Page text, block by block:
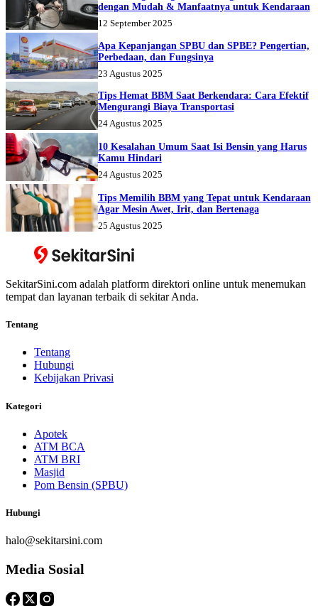
dengan Mudah & Manfaatnya untuk Kendaraan
12 September 2025
Apa Kepanjangan SPBU dan SPBE? Pengertian,
Perbedaan, dan Fungsinya
23 Agustus 2025
Tips Hemat BBM Saat Berkendara: Cara Efektif
Mengurangi Biaya Transportasi
24 Agustus 2025
10 Kesalahan Umum Saat Isi Bensin yang Harus
Kamu Hindari
24 Agustus 2025
Tips Memilih BBM yang Tepat untuk Kendaraan
Agar Mesin Awet, Irit, dan Bertenaga
25 Agustus 2025
SekitarSini.com adalah platform direktori online untuk menemukan
tempat dan layanan terbaik di sekitar Anda.
Tentang
Tentang
Hubungi
Kebijakan Privasi
Kategori
Apotek
ATM BCA
ATM BRI
Masjid
Pom Bensin (SPBU)
Hubungi
halo@sekitarsini.com
Media Sosial